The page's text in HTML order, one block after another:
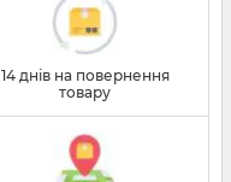
14 днів на повернення
товару